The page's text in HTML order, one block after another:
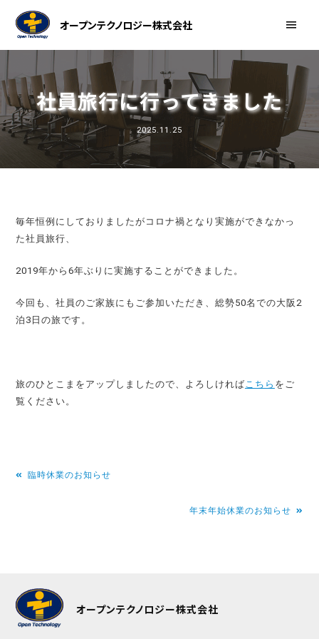
オープンテクノロジー株式会社
社員旅行に行ってきました
2025.11.25
毎年恒例にしておりましたがコロナ禍となり実施ができなかっ
た社員旅行、
2019年から6年ぶりに実施することができました。
今回も、社員のご家族にもご参加いただき、総勢50名での大阪2
泊3日の旅です。
旅のひとこまをアップしましたので、よろしければこちら をご
覧ください。
投
シ
臨時休業のお知らせ
年末年始休業のお知らせ
オープンテクノロジー株式会社